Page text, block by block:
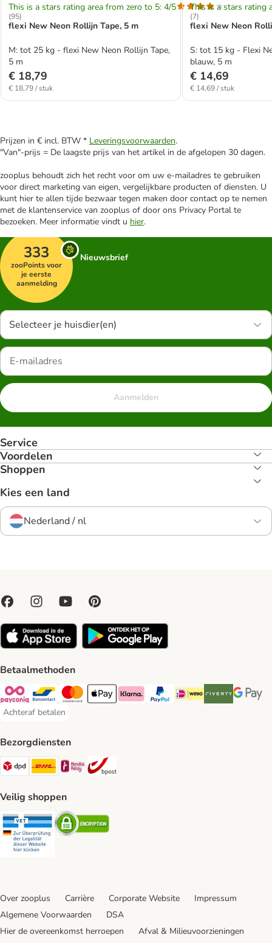
This is a stars rating area from zero to 5: 4/5
(95)
flexi New Neon Rollijn Tape, 5 m
M: tot 25 kg - flexi New Neon Rollijn Tape,
5 m
€ 18,79
€ 18,79 / stuk
This is a stars rating
(7)
flexi New Neon
S: tot 15 kg - Flexi
blauw, 5 m
€ 14,69
€ 14,69 / stuk
Prijzen in € incl. BTW * Leveringsvoorwaarden.
"Van"-prijs = De laagste prijs van het artikel in de afgelopen 30 dagen.
zooplus behoudt zich het recht voor om uw e-mailadres te gebruiken
voor direct marketing van eigen, vergelijkbare producten of diensten. U
kunt hier te allen tijde bezwaar tegen maken door contact op te nemen
met de klantenservice van zooplus of door ons Privacy Portal te
bezoeken. Meer informatie vindt u hier.
333
zooPoints voor
je eerste
aanmelding
Nieuwsbrief
Selecteer je huisdier(en)
Aanmelden
Service
Voordelen
Shoppen
Kies een land
Nederland / nl
Betaalmethoden
Payconiq Payment Method
Bancontact Payment Method
Mastercard Payment Method
Apple Pay Payment Method
Klarna Payment Method
PayPal Payment Method
iDeal Payment Method
Riverty Payment
Google
Achteraf betalen
Achteraf betalen Payment Method
Bezorgdiensten
Dpd Shipping Method
DHL Shipping Method
Mondial Relay Shipping Method
Veilig shoppen
Security Security
Over zooplus Carrière Corporate Website
Impressum
Algemene Voorwaarden
DSA
Hier de overeenkomst herroepen
Afval & Milieuvoorzieningen